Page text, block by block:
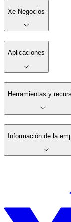
Xe Negocios
Aplicaciones
Herramientas y
Información de la